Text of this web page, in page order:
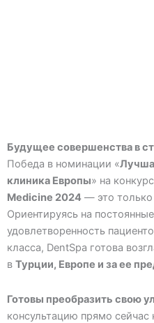
Будущее совершенства в
Победа в номинации «
клиника Европы» на
Medicine 2024 — это только
Ориентируясь на
удовлетворенность
класса, DentSpa готова
в Турции, Европе и за ее
Готовы преобразить свою
консультацию прямо сейчас